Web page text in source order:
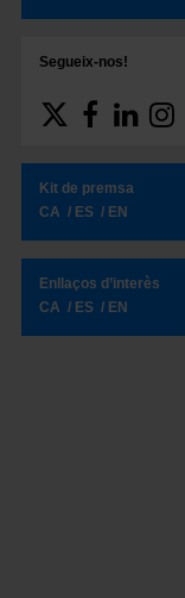
Segueix-nos!
Kit de premsa
CA
ES EN
Enllaços d’interès
CA
ES EN